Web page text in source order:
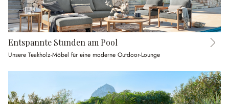
Entspannte Stunden am Pool
Unsere Teakholz-Möbel für eine moderne Outdoor-Lounge